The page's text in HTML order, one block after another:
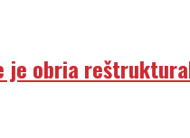
je obria